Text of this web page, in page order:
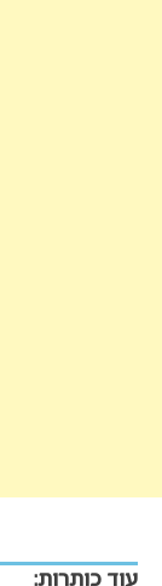
עוד כותרות: